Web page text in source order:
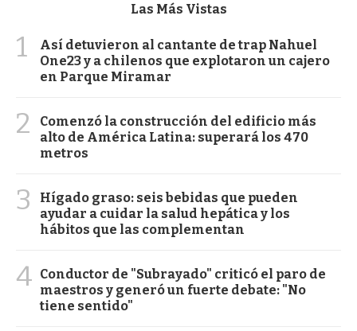
Las Más Vistas
1
Así detuvieron al cantante de trap Nahuel
One23 y a chilenos que explotaron un cajero
en Parque Miramar
2
Comenzó la construcción del edificio más
alto de América Latina: superará los 470
metros
3
Hígado graso: seis bebidas que pueden
ayudar a cuidar la salud hepática y los
hábitos que las complementan
4 Conductor de "Subrayado" criticó el paro de
maestros y generó un fuerte debate: "No
tiene sentido"